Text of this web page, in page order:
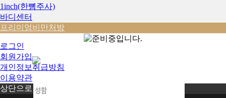
1inch(한뼘주사)
바디센터
프리미엄비만처방
로그인
회원가입
개인정보취급방침
이용약관
상단으로